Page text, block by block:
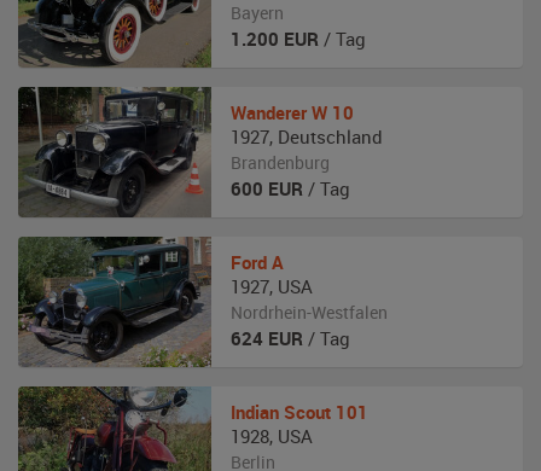
Bayern
1.200 EUR / Tag
Wanderer W 10
1927, Deutschland
Brandenburg
600 EUR / Tag
Ford A
1927, USA
Nordrhein-Westfalen
624 EUR / Tag
Indian Scout 101
1928, USA
Berlin